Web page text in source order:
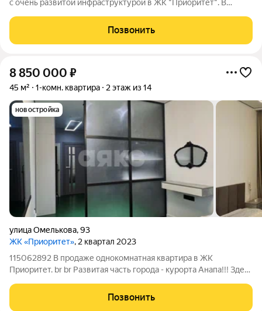
с очень развитой инфраструктурой в ЖК "Приоритет". В
выведены все коммуникации. Площадь кухни составляет 10,9
кв м, что позволяет хорошо
Позвонить
8 850 000 ₽
45 м² 1-комн. квартира 2 этаж из 14
новостройка
улица Омелькова,93
ЖК «Приоритет», 2 квартал 2023
115062892 В продаже однокомнатная квартира в ЖК
Приоритет. br br Развитая часть города - курорта Анапа!!! Здесь
развитой торгово-транспортной и социальной
инфраструктурой. Поблизости
Позвонить